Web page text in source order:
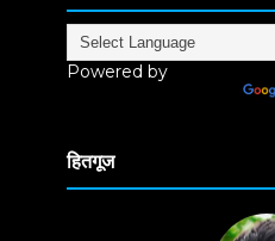
Powered by
हितगूज